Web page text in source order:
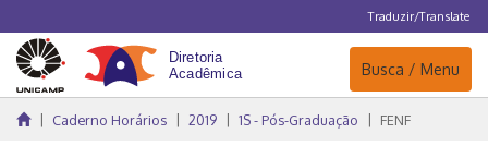
Traduzir/Translate
Navegação
Busca / Menu
Caderno Horários 2019 1S - Pós-Graduação FENF